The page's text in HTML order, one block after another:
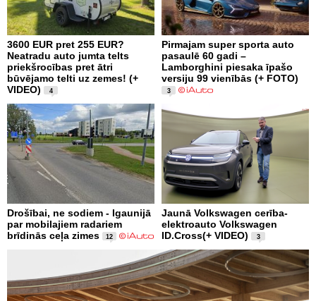
3600 EUR pret 255 EUR?
Neatradu auto jumta telts
priekšrocības pret ātri
būvējamo telti uz zemes! (+
VIDEO)
4
Pirmajam super sporta auto
pasaulē 60 gadi –
Lamborghini piesaka īpašo
versiju 99 vienībās (+ FOTO)
3
Drošībai, ne sodiem - Igaunijā
par mobilajiem radariem
brīdinās ceļa zimes
12
Jaunā Volkswagen cerība-
elektroauto Volkswagen
ID.Cross(+ VIDEO)
3